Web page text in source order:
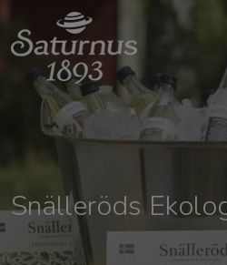
SKIP TO MAIN CONTENT
Snälleröds